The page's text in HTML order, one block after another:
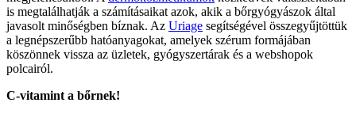
is megtalálhatják a számításaikat azok, akik a bőrgyógyászok által
javasolt minőségben bíznak. Az Uriage segítségével összegyűjtöttük
a legnépszerűbb hatóanyagokat, amelyek szérum formájában
köszönnek vissza az üzletek, gyógyszertárak és a webshopok
polcairól.
C-vitamint a bőrnek!